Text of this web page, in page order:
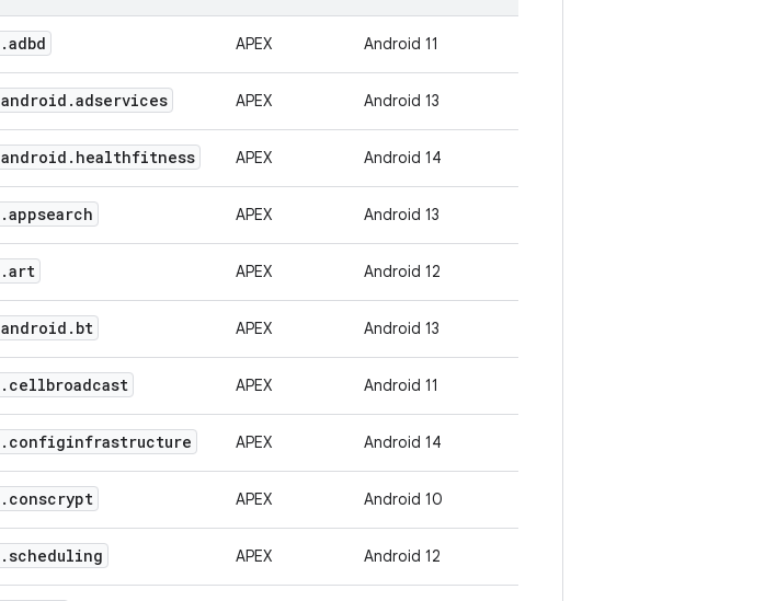
.adbd APEX Android 11
android .adservices APEX Android 13
android . healthfitness APEX Android 14
.appsearch APEX Android 13
.art APEX Android 12
android . bt APEX Android 13
. cellbroadcast APEX Android 11
. configinfrastructure APEX Android 14
. conscrypt APEX Android 10
.scheduling APEX Android 12